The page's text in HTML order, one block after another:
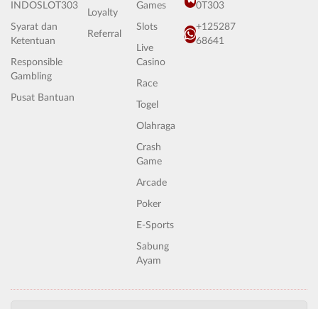
INDOSLOT303
Syarat dan
Ketentuan
Responsible
Gambling
Pusat Bantuan
Loyalty
Referral
Games
Slots
Live
Casino
Race
Togel
Olahraga
Crash
Game
Arcade
Poker
E-Sports
Sabung
Ayam
0T303
+125287
68641